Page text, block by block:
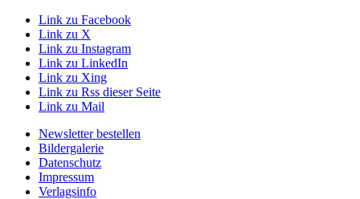
Link zu Facebook
Link zu X
Link zu Instagram
Link zu LinkedIn
Link zu Xing
Link zu Rss dieser Seite
Link zu Mail
Newsletter bestellen
Bildergalerie
Datenschutz
Impressum
Verlagsinfo